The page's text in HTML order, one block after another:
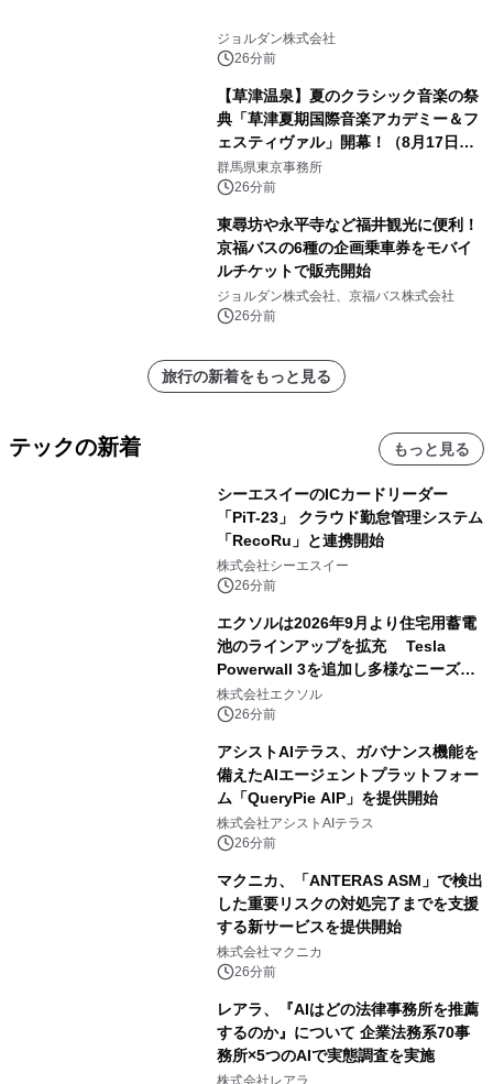
ジョルダン株式会社
26分前
【草津温泉】夏のクラシック音楽の祭
典「草津夏期国際音楽アカデミー＆フ
ェスティヴァル」開幕！（8月17日か
ら）
群馬県東京事務所
26分前
東尋坊や永平寺など福井観光に便利！
京福バスの6種の企画乗車券をモバイ
ルチケットで販売開始
ジョルダン株式会社、京福バス株式会社
26分前
旅行の新着をもっと見る
テックの新着 もっと見る
シーエスイーのICカードリーダー
「PiT-23」 クラウド勤怠管理システム
「RecoRu」と連携開始
株式会社シーエスイー
26分前
エクソルは2026年9月より住宅用蓄電
池のラインアップを拡充 Tesla
Powerwall 3を追加し多様なニーズに
応える提案体制を強化
株式会社エクソル
26分前
アシストAIテラス、ガバナンス機能を
備えたAIエージェントプラットフォー
ム「QueryPie AIP」を提供開始
株式会社アシストAIテラス
26分前
マクニカ、「ANTERAS ASM」で検出
した重要リスクの対処完了までを支援
する新サービスを提供開始
株式会社マクニカ
26分前
レアラ、『AIはどの法律事務所を推薦
するのか』について 企業法務系70事
務所×5つのAIで実態調査を実施
株式会社レアラ